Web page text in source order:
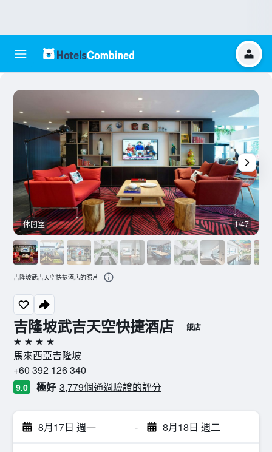
吉隆坡武吉天空快捷酒店 飯店
4星級
馬來西亞吉隆坡
+60 392 126 340
9.0 極好 3,779個通過驗證的評分
8月17日 週一 - 8月18日 週二
休閒室 1/47
吉隆坡武吉天空快捷酒店的照片